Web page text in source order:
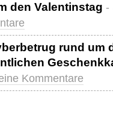
den Valentinstag -
rund um
Kommentare